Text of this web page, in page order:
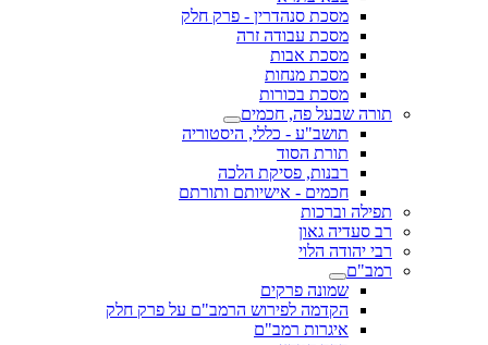
מסכת סנהדרין - פרק חלק
מסכת עבודה זרה
מסכת אבות
מסכת מנחות
מסכת בכורות
תורה שבעל פה, חכמים
תושב"ע - כללי, היסטוריה
תורת הסוד
רבנות, פסיקת הלכה
חכמים - אישיותם ותורתם
תפילה וברכות
רב סעדיה גאון
רבי יהודה הלוי
רמב"ם
שמונה פרקים
הקדמה לפירוש הרמב"ם על פרק חלק
איגרות רמב"ם